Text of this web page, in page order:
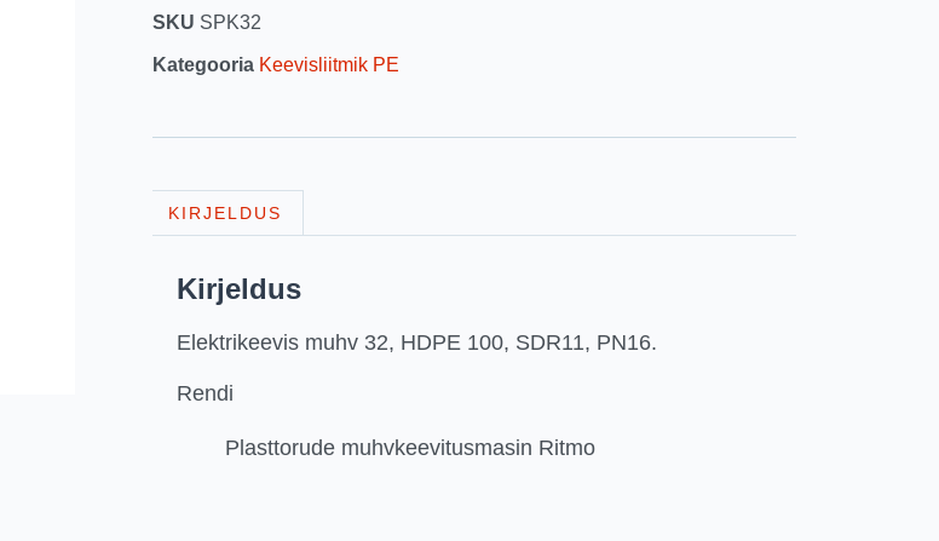
SKU SPK32
Kategooria Keevisliitmik PE
KIRJELDUS
Kirjeldus
Elektrikeevis muhv 32, HDPE 100, SDR11, PN16.
Rendi
Plasttorude muhvkeevitusmasin Ritmo